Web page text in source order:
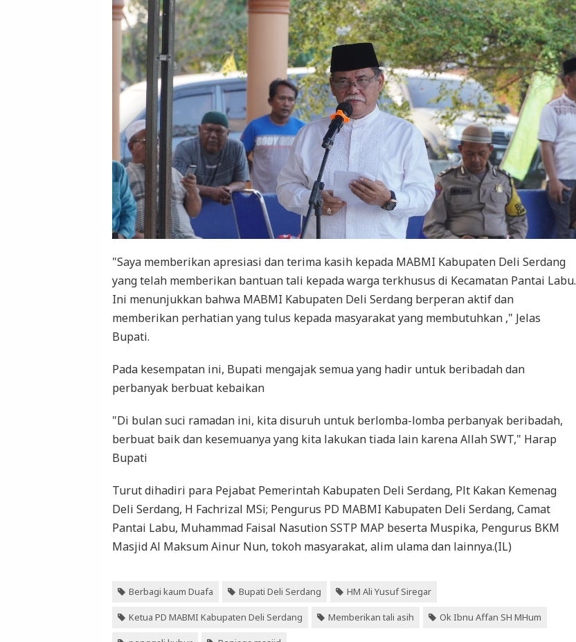
"Saya memberikan apresiasi dan terima kasih kepada MABMI Kabupaten Deli Serdang
yang telah memberikan bantuan tali kepada warga terkhusus di Kecamatan Pantai Labu.
Ini menunjukkan bahwa MABMI Kabupaten Deli Serdang berperan aktif dan
memberikan perhatian yang tulus kepada masyarakat yang membutuhkan ," Jelas
Bupati.
Pada kesempatan ini, Bupati mengajak semua yang hadir untuk beribadah dan
perbanyak berbuat kebaikan
"Di bulan suci ramadan ini, kita disuruh untuk berlomba-lomba perbanyak beribadah,
berbuat baik dan kesemuanya yang kita lakukan tiada lain karena Allah SWT," Harap
Bupati
Turut dihadiri para Pejabat Pemerintah Kabupaten Deli Serdang, Plt Kakan Kemenag
Deli Serdang, H Fachrizal MSi; Pengurus PD MABMI Kabupaten Deli Serdang, Camat
Pantai Labu, Muhammad Faisal Nasution SSTP MAP beserta Muspika, Pengurus BKM
Masjid Al Maksum Ainur Nun, tokoh masyarakat, alim ulama dan lainnya.(IL)
Berbagi kaum Duafa Bupati Deli Serdang HM Ali Yusuf Siregar
Ketua PD MABMI Kabupaten Deli Serdang Memberikan tali asih Ok Ibnu Affan SH MHum